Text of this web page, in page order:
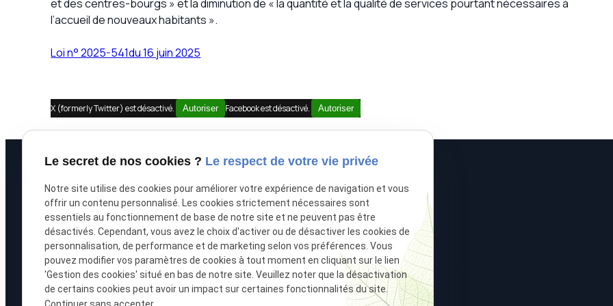
et des centres-bourgs » et la diminution de « la quantité et la qualité de services pourtant nécessaires à
l’accueil de nouveaux habitants ».
Loi n° 2025-541du 16 juin 2025
X (formerly Twitter) est désactivé. Autoriser Facebook est désactivé. Autoriser
À propos
Accueil
Le cabinet
L'équipe
Honoraires
Prestations
Recouvrement de créances
Saisie immobilière
Procédure collective
Droit bancaire
Voies d'exécution
Ventes aux enchères
Postulation
Le secret de nos cookies ? Le respect de votre vie privée
Notre site utilise des cookies pour améliorer votre expérience de navigation et vous
offrir un contenu personnalisé. Les cookies strictement nécessaires sont
essentiels au fonctionnement de base de notre site et ne peuvent pas être
désactivés. Cependant, vous avez le choix d'activer ou de désactiver les cookies de
personnalisation, de performance et de marketing selon vos préférences. Vous
pouvez modifier vos paramètres de cookies à tout moment en cliquant sur le lien
'Gestion des cookies' situé en bas de notre site. Veuillez noter que la désactivation
de certains cookies peut avoir un impact sur certaines fonctionnalités du site.
Continuer sans accepter